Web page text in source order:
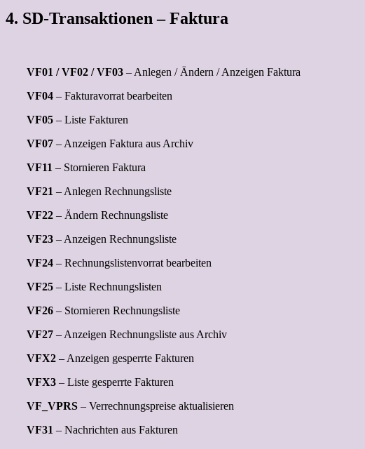
4. SD-Transaktionen – Faktura
VF01 / VF02 / VF03 – Anlegen / Ändern / Anzeigen Faktura
VF04 – Fakturavorrat bearbeiten
VF05 – Liste Fakturen
VF07 – Anzeigen Faktura aus Archiv
VF11 – Stornieren Faktura
VF21 – Anlegen Rechnungsliste
VF22 – Ändern Rechnungsliste
VF23 – Anzeigen Rechnungsliste
VF24 – Rechnungslistenvorrat bearbeiten
VF25 – Liste Rechnungslisten
VF26 – Stornieren Rechnungsliste
VF27 – Anzeigen Rechnungsliste aus Archiv
VFX2 – Anzeigen gesperrte Fakturen
VFX3 – Liste gesperrte Fakturen
VF_VPRS – Verrechnungspreise aktualisieren
VF31 – Nachrichten aus Fakturen